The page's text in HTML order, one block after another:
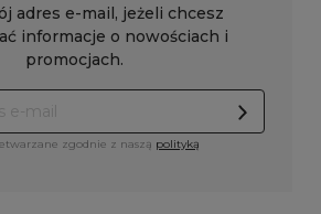
adres e-mail, jeżeli chcesz
informacje o nowościach i
promocjach.
zgodnie z naszą polityką